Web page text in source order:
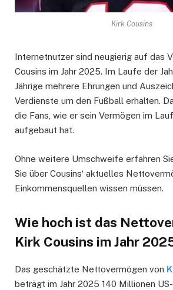
Kirk Cousins
Internetnutzer sind neugierig auf das
Cousins im Jahr 2025. Im Laufe der
Jährige mehrere Ehrungen und
Verdienste um den Fußball erhalten.
die Fans, wie er sein Vermögen im
aufgebaut hat.
Ohne weitere Umschweife erfahren
Sie über Cousins‘ aktuelles
Einkommensquellen wissen müssen.
Wie hoch ist das
Kirk Cousins im Jahr
Das geschätzte Nettovermögen von
beträgt im Jahr 2025 140 Millionen